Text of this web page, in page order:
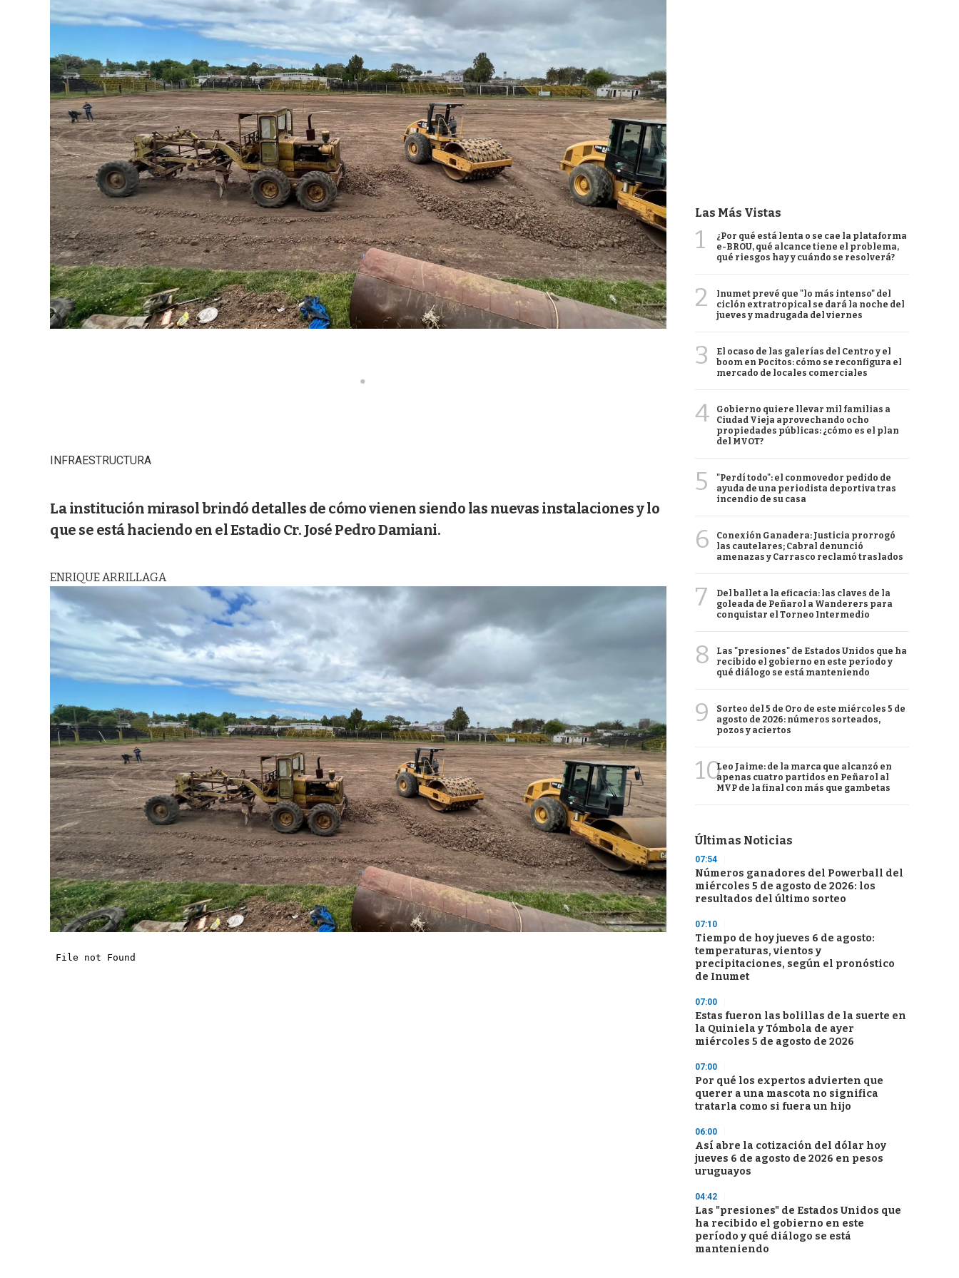
INFRAESTRUCTURA
La institución mirasol brindó detalles de cómo vienen siendo las nuevas instalaciones y lo
que se está haciendo en el Estadio Cr. José Pedro Damiani.
ENRIQUE ARRILLAGA
Las Más Vistas
1
¿Por qué está lenta o se cae la plataforma
e-BROU, qué alcance tiene el problema,
qué riesgos hay y cuándo se resolverá?
2
Inumet prevé que "lo más intenso" del
ciclón extratropical se dará la noche del
jueves y madrugada del viernes
3
El ocaso de las galerías del Centro y el
boom en Pocitos: cómo se reconfigura el
mercado de locales comerciales
4
Gobierno quiere llevar mil familias a
Ciudad Vieja aprovechando ocho
propiedades públicas: ¿cómo es el plan
del MVOT?
5
"Perdí todo": el conmovedor pedido de
ayuda de una periodista deportiva tras
incendio de su casa
6
Conexión Ganadera: Justicia prorrogó
las cautelares; Cabral denunció
amenazas y Carrasco reclamó traslados
7
Del ballet a la eficacia: las claves de la
goleada de Peñarol a Wanderers para
conquistar el Torneo Intermedio
8
Las "presiones" de Estados Unidos que ha
recibido el gobierno en este período y
qué diálogo se está manteniendo
9
Sorteo del 5 de Oro de este miércoles 5 de
agosto de 2026: números sorteados,
pozos y aciertos
10Leo Jaime: de la marca que alcanzó en
apenas cuatro partidos en Peñarol al
MVP de la final con más que gambetas
Últimas Noticias
07:54
Números ganadores del Powerball del
miércoles 5 de agosto de 2026: los
resultados del último sorteo
07:10
Tiempo de hoy jueves 6 de agosto:
temperaturas, vientos y
precipitaciones, según el pronóstico
de Inumet
07:00
Estas fueron las bolillas de la suerte en
la Quiniela y Tómbola de ayer
miércoles 5 de agosto de 2026
07:00
Por qué los expertos advierten que
querer a una mascota no significa
tratarla como si fuera un hijo
06:00
Así abre la cotización del dólar hoy
jueves 6 de agosto de 2026 en pesos
uruguayos
04:42
Las "presiones" de Estados Unidos que
ha recibido el gobierno en este
período y qué diálogo se está
manteniendo